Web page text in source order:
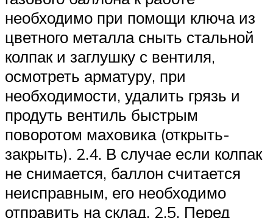
необходимо при помощи ключа из
цветного металла сныть стальной
колпак и заглушку с вентиля,
осмотреть арматуру, при
необходимости, удалить грязь и
продуть вентиль быстрым
поворотом маховика (открыть-
закрыть). 2.4. В случае если колпак
не снимается, баллон считается
неисправным, его необходимо
отправить на склад. 2.5. Перед